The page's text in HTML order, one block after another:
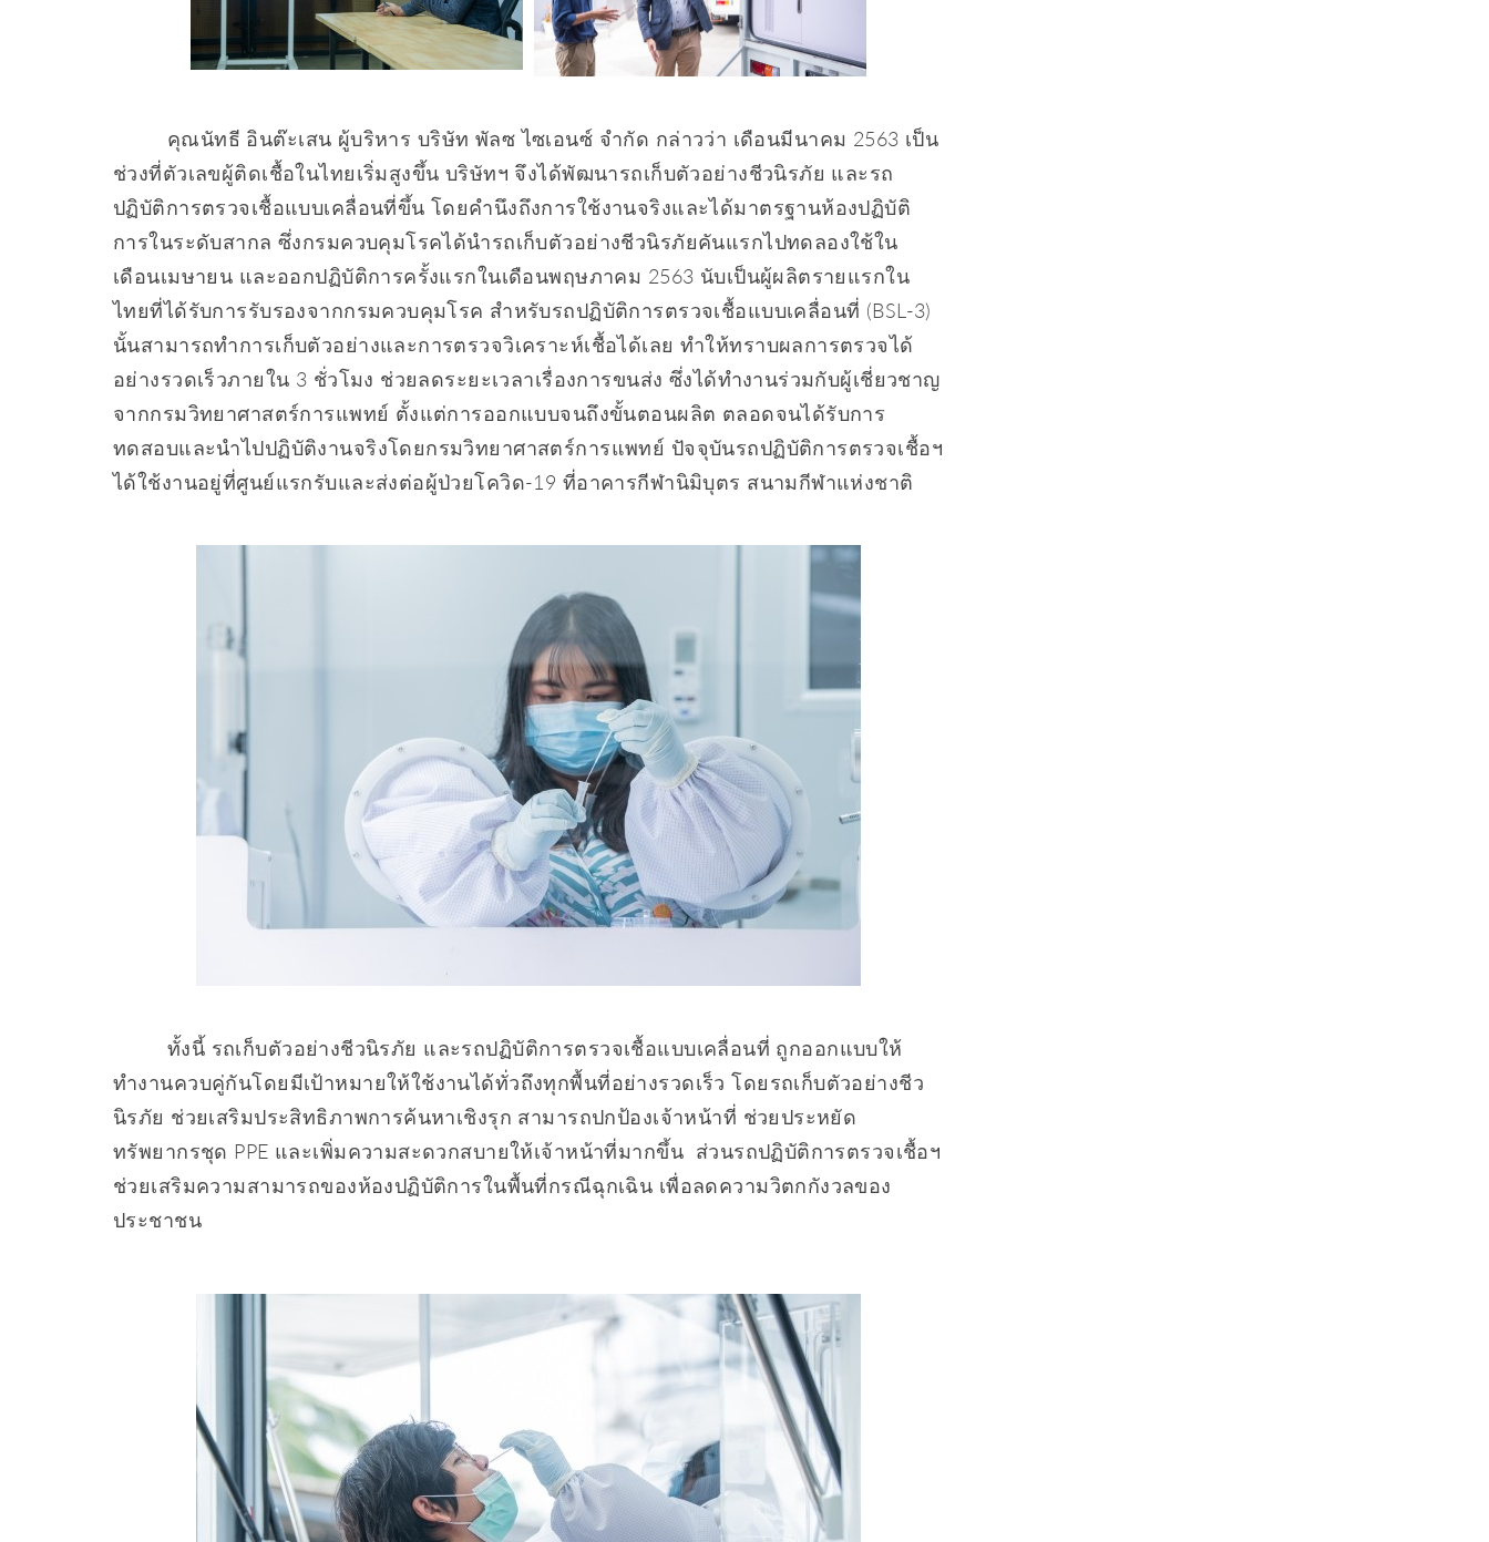
คุณนัทธี อินต๊ะเสน ผู้บริหาร บริษัท พัลซ ไซเอนซ์ จํากัด กล่าวว่า เดือนมีนาคม 2563 เป็น
ช่วงที่ตัวเลขผู้ติดเชื้อในไทยเริ่มสูงขึ้น บริษัทฯ จึงได้พัฒนารถเก็บตัวอย่างชีวนิรภัย และรถ
ปฏิบัติการตรวจเชื้อแบบเคลื่อนที่ขึ้น โดยคำนึงถึงการใช้งานจริงและได้มาตรฐานห้องปฏิบัติ
การในระดับสากล ซึ่งกรมควบคุมโรคได้นำรถเก็บตัวอย่างชีวนิรภัยคันแรกไปทดลองใช้ใน
เดือนเมษายน และออกปฏิบัติการครั้งแรกในเดือนพฤษภาคม 2563 นับเป็นผู้ผลิตรายแรกใน
ไทยที่ได้รับการรับรองจากกรมควบคุมโรค สำหรับรถปฏิบัติการตรวจเชื้อแบบเคลื่อนที่ (BSL-3)
นั้นสามารถทำการเก็บตัวอย่างและการตรวจวิเคราะห์เชื้อได้เลย ทำให้ทราบผลการตรวจได้
อย่างรวดเร็วภายใน 3 ชั่วโมง ช่วยลดระยะเวลาเรื่องการขนส่ง ซึ่งได้ทำงานร่วมกับผู้เชี่ยวชาญ
จากกรมวิทยาศาสตร์การแพทย์ ตั้งแต่การออกแบบจนถึงขั้นตอนผลิต ตลอดจนได้รับการ
ทดสอบและนำไปปฏิบัติงานจริงโดยกรมวิทยาศาสตร์การแพทย์ ปัจจุบันรถปฏิบัติการตรวจเชื้อฯ
ได้ใช้งานอยู่ที่ศูนย์แรกรับและส่งต่อผู้ป่วยโควิด-19 ที่อาคารกีฬานิมิบุตร สนามกีฬาแห่งชาติ
ทั้งนี้ รถเก็บตัวอย่างชีวนิรภัย และรถปฏิบัติการตรวจเชื้อแบบเคลื่อนที่ ถูกออกแบบให้
ทำงานควบคู่กันโดยมีเป้าหมายให้ใช้งานได้ทั่วถึงทุกพื้นที่อย่างรวดเร็ว โดยรถเก็บตัวอย่างชีว
นิรภัย ช่วยเสริมประสิทธิภาพการค้นหาเชิงรุก สามารถปกป้องเจ้าหน้าที่ ช่วยประหยัด
ทรัพยากรชุด PPE และเพิ่มความสะดวกสบายให้เจ้าหน้าที่มากขึ้น ส่วนรถปฏิบัติการตรวจเชื้อฯ
ช่วยเสริมความสามารถของห้องปฏิบัติการในพื้นที่กรณีฉุกเฉิน เพื่อลดความวิตกกังวลของ
ประชาชน